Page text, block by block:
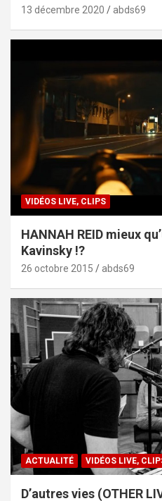
13 décembre 2020 abds69
VIDÉOS LIVE, CLIPS
HANNAH REID mieux
Kavinsky !?
26 octobre 2015 abds69
ACTUALITÉ VIDÉOS LIVE,
D’autres vies (OTHER